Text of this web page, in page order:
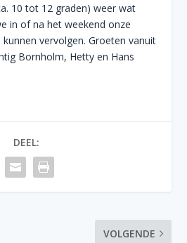
10 tot 12 graden) weer wat
in of na het weekend onze
vervolgen. Groeten vanuit
Bornholm, Hetty en Hans
DEEL:
VOLGENDE